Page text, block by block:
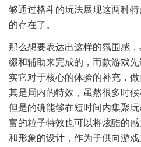
够通过格斗的玩法展现这两种
的存在了。
那么想要表达出这样的氛围感
缀和辅助来完成的，而款游戏
实它对于核心的体验的补充，
其是局内的特效，虽然很多时
但是的确能够在短时间内集聚
富的粒子特效也可以将炫酷的
和形象的设计，作为子供向游